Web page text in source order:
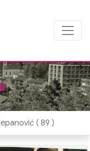
( 89 )